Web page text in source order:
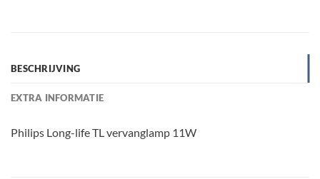
BESCHRIJVING
EXTRA INFORMATIE
Philips Long-life TL vervanglamp 11W